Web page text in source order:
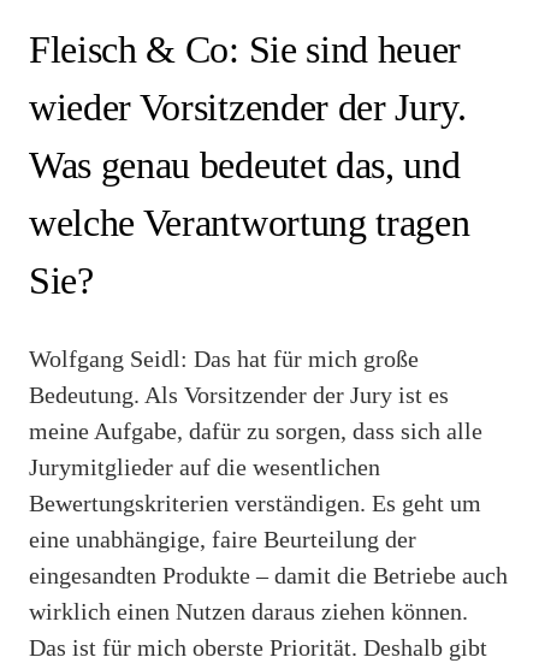
Fleisch & Co: Sie sind heuer
wieder Vorsitzender der Jury.
Was genau bedeutet das, und
welche Verantwortung tragen
Sie?
Wolfgang Seidl: Das hat für mich große
Bedeutung. Als Vorsitzender der Jury ist es
meine Aufgabe, dafür zu sorgen, dass sich alle
Jurymitglieder auf die wesentlichen
Bewertungskriterien verständigen. Es geht um
eine unabhängige, faire Beurteilung der
eingesandten Produkte – damit die Betriebe auch
wirklich einen Nutzen daraus ziehen können.
Das ist für mich oberste Priorität. Deshalb gibt